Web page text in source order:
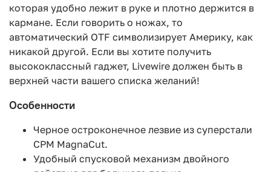
которая удобно лежит в руке и плотно держится в
кармане. Если говорить о ножах, то
автоматический OTF символизирует Америку, как
никакой другой. Если вы хотите получить
высококлассный гаджет, Livewire должен быть в
верхней части вашего списка желаний!
Особенности
Черное остроконечное лезвие из суперстали
CPM MagnaCut.
Удобный спусковой механизм двойного